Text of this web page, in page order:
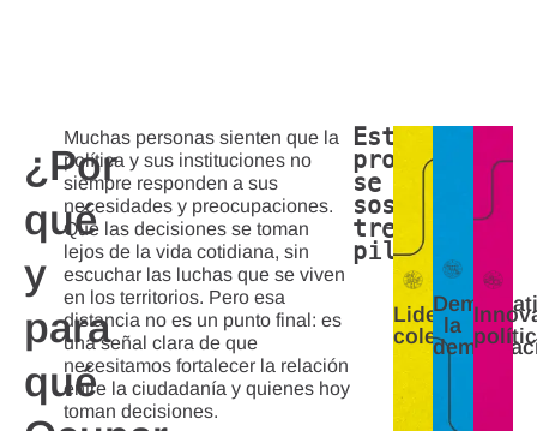
¿Por
qué
y
para
qué
Muchas personas sienten que la
política y sus instituciones no
siempre responden a sus
necesidades y preocupaciones.
Que las decisiones se toman
lejos de la vida cotidiana, sin
escuchar las luchas que se viven
en los territorios. Pero esa
distancia no es un punto final: es
una señal clara de que
necesitamos fortalecer la relación
entre la ciudadanía y quienes hoy
toman decisiones.
Este
proyecto
se
sostiene
tres
pilares:
Liderazgo
colectivo
colectivos
que
trascienden
modelo
de
liderazgo
heróico,
a
través
la
Abrimos
oportunidades
liderazgos
políticos
accedan
a
formación
y
transformar
participación
mediante
enfoques
replicables,
descentralizados
y
basados
experimentación